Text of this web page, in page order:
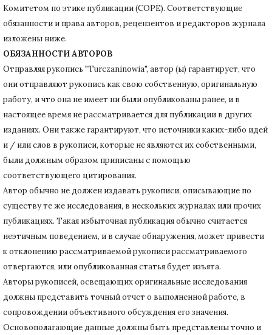
Комитетом по этике публикации (COPE). Соответствующие
обязанности и права авторов, рецензентов и редакторов журнала
изложены ниже.
ОБЯЗАННОСТИ АВТОРОВ
Отправляя рукопись "Turczaninowia", автор (ы) гарантирует, что
они отправляют рукопись как свою собственную, оригинальную
работу, и что она не имеет ни были опубликованы ранее, и в
настоящее время не рассматривается для публикации в других
изданиях. Они также гарантируют, что источники каких-либо идей
и / или слов в рукописи, которые не являются их собственными,
были должным образом приписаны с помощью
соответствующего цитирования.
Автор обычно не должен издавать рукописи, описывающие по
существу те же исследования, в нескольких журналах или прочих
публикациях. Такая избыточная публикация обычно считается
неэтичным поведением, и в случае обнаружения, может привести
к отклонению рассматриваемой рукописи рассматриваемого
отвергаются, или опубликованная статья будет изъята.
Авторы рукописей, освещающих оригинальные исследования
должны представить точный отчет о выполненной работе, в
сопровождении объективного обсуждения его значения.
Основополагающие данные должны быть представлены точно и